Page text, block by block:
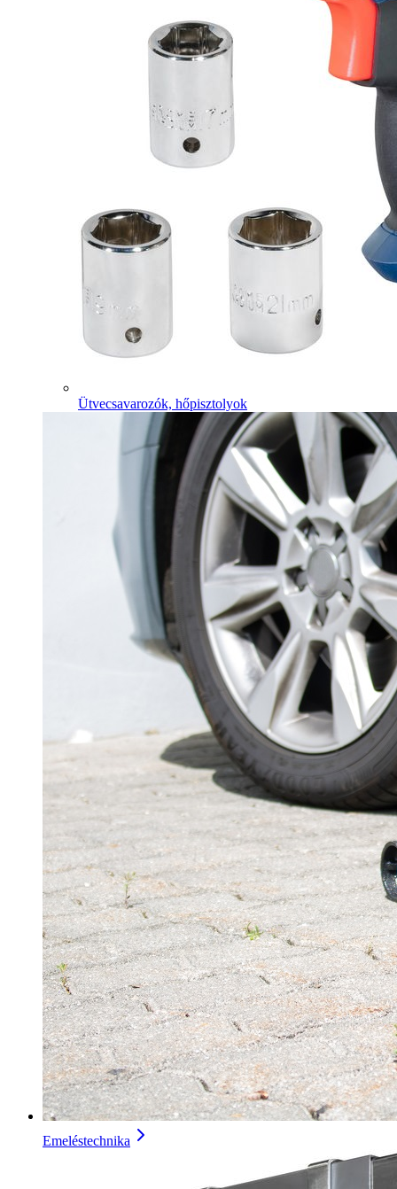
Ütvecsavarozók, hőpisztolyok
Emeléstechnika